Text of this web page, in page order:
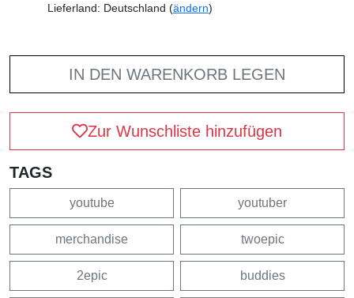
Lieferland: Deutschland (ändern)
IN DEN WARENKORB LEGEN
Zur Wunschliste hinzufügen
TAGS
youtube youtuber
merchandise twoepic
2epic buddies